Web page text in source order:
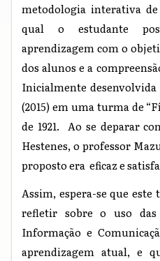
metodologia interativa
qual o estudante
aprendizagem com o
dos alunos e a
Inicialmente
(2015) em uma turma de
de 1921. Ao se deparar
Hestenes, o professor
proposto era eficaz e
Assim, espera-se que
refletir sobre o uso das
Informação e
aprendizagem atual, e